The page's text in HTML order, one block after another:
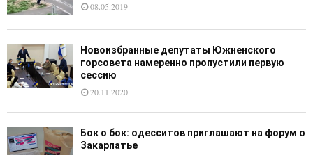
08.05.2019
Новоизбранные депутаты Южненского
горсовета намеренно пропустили первую
сессию
20.11.2020
Бок о бок: одесситов приглашают на форум о
Закарпатье